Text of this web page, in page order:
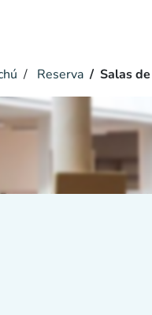
Reserva Salas